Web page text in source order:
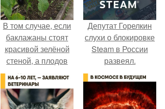
В том случае, если
баклажаны стоят
красивой зелёной
стеной, а плодов
почти не видно -
радоваться тут
нечему.
Депутат Горелкин
слухи о блокировке
Steam в России
развеял.